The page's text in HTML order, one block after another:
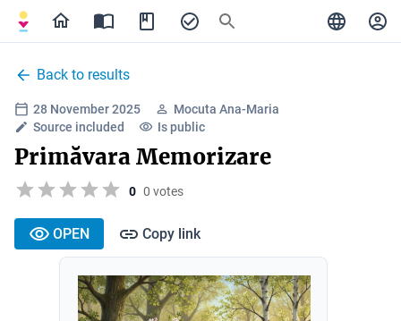
Back to results
28 November 2025
Mocuta Ana-Maria
Source included
Is public
Primăvara Memorizare
0 0 votes
OPEN Copy link